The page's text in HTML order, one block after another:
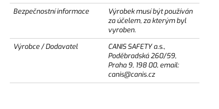
Bezpečnostní informace
Výrobek musí být používán
za účelem, za kterým byl
vyroben.
Výrobce / Dodavatel
CANIS SAFETY a.s.,
Poděbradská 260/59,
Praha 9, 198 00, email:
canis@canis.cz